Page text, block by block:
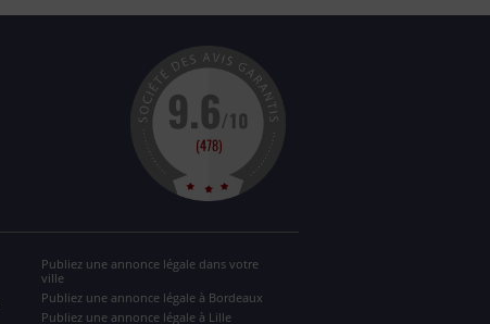
Publiez une annonce légale dans votre
ville
Publiez une annonce légale à Bordeaux
Publiez une annonce légale à Lille